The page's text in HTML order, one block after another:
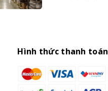
Hình thức thanh toán